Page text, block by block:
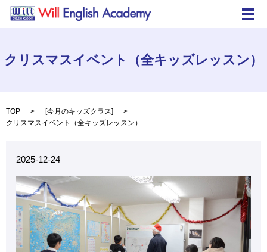
メ
クリスマスイベント（全キッズレッスン）
TOP [今月のキッズクラス]
クリスマスイベント（全キッズレッスン）
2025-12-24